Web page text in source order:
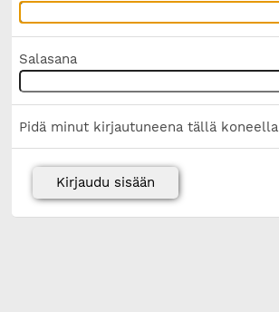
Salasana
Pidä minut kirjautuneena tällä koneella